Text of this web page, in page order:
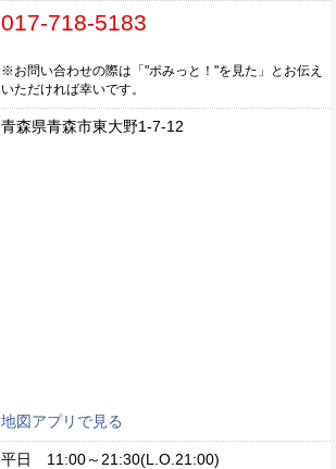
017-718-5183
※お問い合わせの際は「"ポみっと！"を見た」とお伝え
いただければ幸いです。
青森県青森市東大野1-7-12
地図アプリで見る
平日 11:00～21:30(L.O.21:00)